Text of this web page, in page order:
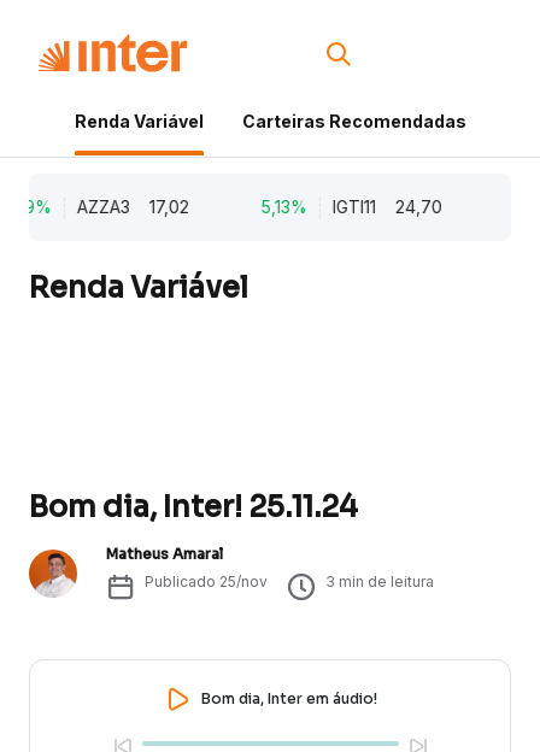
Renda Variável Carteiras Recomendadas
AZZA3 17,02 5,13% IGTI11 24,70
Renda Variável
Bom dia, Inter! 25.11.24
Matheus Amaral
Publicado 25/nov 3 min de leitura
Bom dia, Inter em áudio!